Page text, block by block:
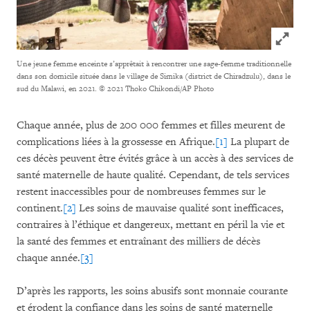
Click
Une jeune femme enceinte s’apprêtait à rencontrer une sage-femme traditionnelle
dans son domicile située dans le village de Simika (district de Chiradzulu), dans le
sud du Malawi, en 2021. © 2021 Thoko Chikondi/AP Photo
Chaque année, plus de 200 000 femmes et filles meurent de
complications liées à la grossesse en Afrique.[1] La plupart de
ces décès peuvent être évités grâce à un accès à des services de
santé maternelle de haute qualité. Cependant, de tels services
restent inaccessibles pour de nombreuses femmes sur le
continent.[2] Les soins de mauvaise qualité sont inefficaces,
contraires à l’éthique et dangereux, mettant en péril la vie et
la santé des femmes et entraînant des milliers de décès
chaque année.[3]
D’après les rapports, les soins abusifs sont monnaie courante
et érodent la confiance dans les soins de santé maternelle